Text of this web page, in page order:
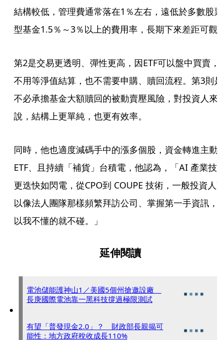
結構較低，管理費通常落在1％左右，遠低於多數股
型基金1.5％～3％以上的費用率，長期下來差距可觀
第2是交易更透明、彈性更高，因ETF可以盤中買賣，
不用等淨值結算，也不需要申購、贖回流程。第3則
不必承擔基金大額贖回的被動賣壓風險，對投資人來
說，結構上更單純，也更有效率。
同時，他也適度減碼手中的漲多個股，資金轉進主動
ETF、且持續「補貨」台積電，他認為，「AI 產業技
更迭快如閃電，從CPO到 COUPE 技術，一般投資人
以像法人團隊那樣頻繁拜訪公司、掌握第一手資訊，
以我不懂的就不碰。」
延伸閱讀
電池儲能護神山1／美國5個州搶邀設廠
長庚國際電池靠一黑科技撐過極限測試
有望「普發現金2.0」？ 財政部長親揭可
能性：地方政府稅收成長110%